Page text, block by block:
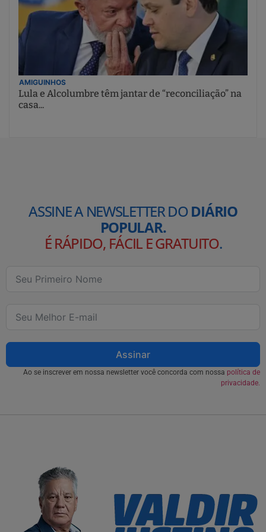
AMIGUINHOS
Lula e Alcolumbre têm jantar de “reconciliação” na
casa...
ASSINE A NEWSLETTER DODIÁRIO
POPULAR.
É RÁPIDO, FÁCIL E GRATUITO.
Assinar
Ao se inscrever em nossa newsletter você concorda com nossa política de
privacidade.